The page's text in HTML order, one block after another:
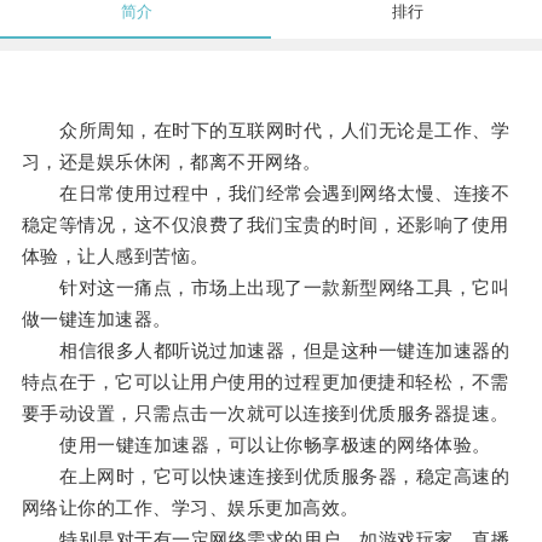
简介 排行
众所周知，在时下的互联网时代，人们无论是工作、学
习，还是娱乐休闲，都离不开网络。
在日常使用过程中，我们经常会遇到网络太慢、连接不
稳定等情况，这不仅浪费了我们宝贵的时间，还影响了使用
体验，让人感到苦恼。
针对这一痛点，市场上出现了一款新型网络工具，它叫
做一键连加速器。
相信很多人都听说过加速器，但是这种一键连加速器的
特点在于，它可以让用户使用的过程更加便捷和轻松，不需
要手动设置，只需点击一次就可以连接到优质服务器提速。
使用一键连加速器，可以让你畅享极速的网络体验。
在上网时，它可以快速连接到优质服务器，稳定高速的
网络让你的工作、学习、娱乐更加高效。